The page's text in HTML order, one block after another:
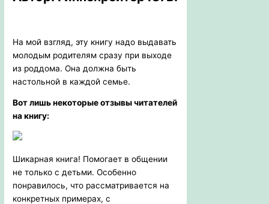
На мой взгляд, эту книгу надо выдавать
молодым родителям сразу при выходе
из роддома. Она должна быть
настольной в каждой семье.
Вот лишь некоторые отзывы читателей
на книгу:
Шикарная книга! Помогает в общении
не только с детьми. Особенно
понравилось, что рассматривается на
конкретных примерах, с